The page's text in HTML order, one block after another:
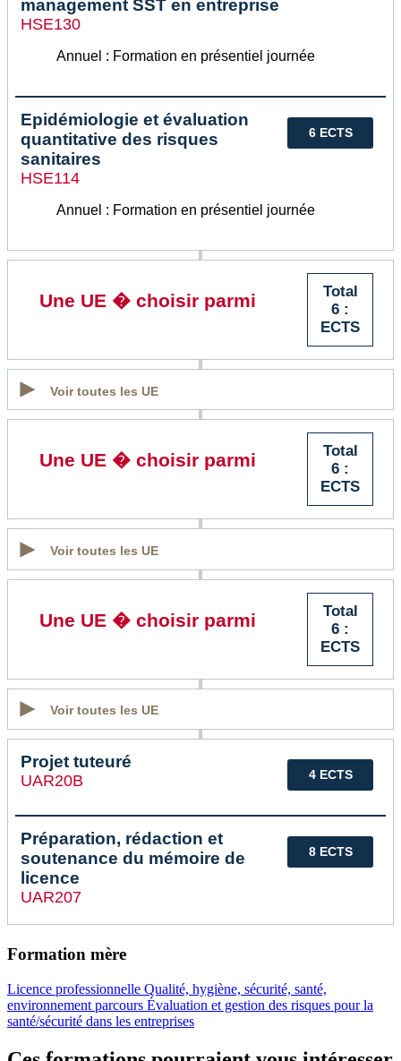
management SST en entreprise
HSE130
Annuel : Formation en présentiel journée
6 ECTS
Epidémiologie et évaluation
quantitative des risques
sanitaires
HSE114
Annuel : Formation en présentiel journée
Total
6 :
ECTS
Une UE � choisir parmi
Voir toutes les UE
Total
6 :
ECTS
Une UE � choisir parmi
Voir toutes les UE
Total
6 :
ECTS
Une UE � choisir parmi
Voir toutes les UE
4 ECTS
Projet tuteuré
UAR20B
8 ECTS
Préparation, rédaction et
soutenance du mémoire de
licence
UAR207
Formation mère
Licence professionnelle Qualité, hygiène, sécurité, santé,
environnement parcours Évaluation et gestion des risques pour la
santé/sécurité dans les entreprises